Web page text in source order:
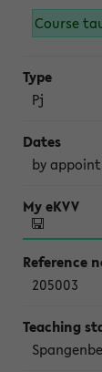
Course
Pj
by
205003